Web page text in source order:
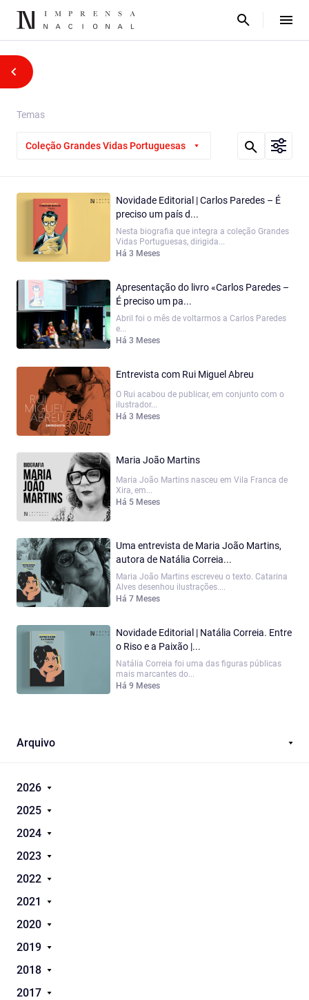
Temas
Coleção Grandes Vidas Portuguesas
Novidade Editorial | Carlos Paredes – É
preciso um país d...
Nesta biografia que integra a coleção Grandes
Vidas Portuguesas, dirigida...
Há 3 Meses
Apresentação do livro «Carlos Paredes –
É preciso um pa...
Abril foi o mês de voltarmos a Carlos Paredes
e...
Há 3 Meses
Entrevista com Rui Miguel Abreu
O Rui acabou de publicar, em conjunto com o
ilustrador...
Há 3 Meses
Maria João Martins
Maria João Martins nasceu em Vila Franca de
Xira, em...
Há 5 Meses
Uma entrevista de Maria João Martins,
autora de Natália Correia...
Maria João Martins escreveu o texto. Catarina
Alves desenhou ilustrações....
Há 7 Meses
Novidade Editorial | Natália Correia. Entre
o Riso e a Paixão |...
Natália Correia foi uma das figuras públicas
mais marcantes do...
Há 9 Meses
Arquivo
2026
2025
2024
2023
2022
2021
2020
2019
2018
2017